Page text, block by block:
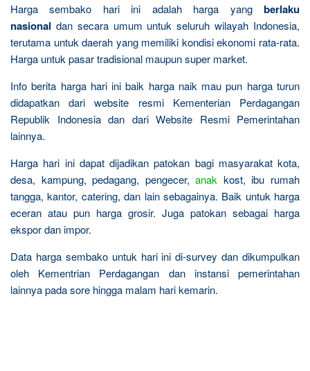
Harga sembako hari ini adalah harga yang berlaku
nasional dan secara umum untuk seluruh wilayah Indonesia,
terutama untuk daerah yang memiliki kondisi ekonomi rata-rata.
Harga untuk pasar tradisional maupun super market.
Info berita harga hari ini baik harga naik mau pun harga turun
didapatkan dari website resmi Kementerian Perdagangan
Republik Indonesia dan dari Website Resmi Pemerintahan
lainnya.
Harga hari ini dapat dijadikan patokan bagi masyarakat kota,
desa, kampung, pedagang, pengecer,anak kost, ibu rumah
tangga, kantor, catering, dan lain sebagainya. Baik untuk harga
eceran atau pun harga grosir. Juga patokan sebagai harga
ekspor dan impor.
Data harga sembako untuk hari ini di-survey dan dikumpulkan
oleh Kementrian Perdagangan dan instansi pemerintahan
lainnya pada sore hingga malam hari kemarin.